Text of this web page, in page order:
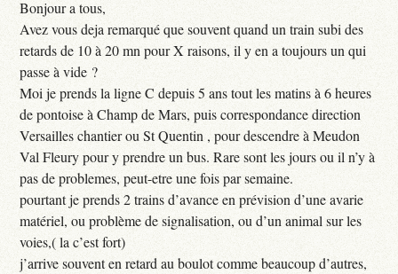
Bonjour a tous,
Avez vous deja remarqué que souvent quand un train subi des
retards de 10 à 20 mn pour X raisons, il y en a toujours un qui
passe à vide ?
Moi je prends la ligne C depuis 5 ans tout les matins à 6 heures
de pontoise à Champ de Mars, puis correspondance direction
Versailles chantier ou St Quentin , pour descendre à Meudon
Val Fleury pour y prendre un bus. Rare sont les jours ou il n’y à
pas de problemes, peut-etre une fois par semaine.
pourtant je prends 2 trains d’avance en prévision d’une avarie
matériel, ou problème de signalisation, ou d’un animal sur les
voies,( la c’est fort)
j’arrive souvent en retard au boulot comme beaucoup d’autres,